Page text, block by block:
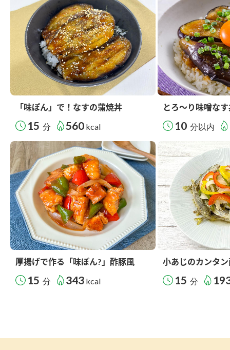
「味ぽん」で！なすの蒲焼丼
15 分 560 kcal
とろ～り味噌な
10 分以内
厚揚げで作る「味ぽん?」酢豚風
15 分 343 kcal
小あじのカンタ
15 分